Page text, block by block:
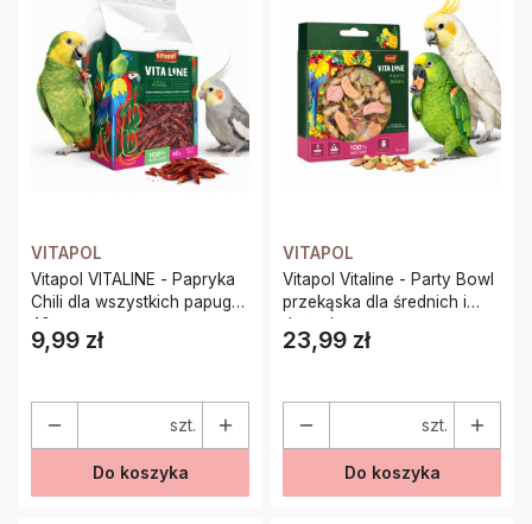
VITAPOL
Vitapol VITALINE - Papryka
Chili dla wszystkich papug
40g
Cena
9,99 zł
szt.
Do koszyka
VITAPOL
Vitapol Vitaline - Party Bowl
przekąska dla średnich i
dużych papug
Cena
23,99 zł
szt.
Do koszyka